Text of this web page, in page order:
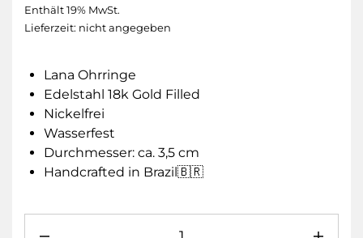
Enthält 19% MwSt.
Lieferzeit: nicht angegeben
Lana Ohrringe
Edelstahl 18k Gold Filled
Nickelfrei
Wasserfest
Durchmesser: ca. 3,5 cm
Handcrafted in Brazil🇧🇷